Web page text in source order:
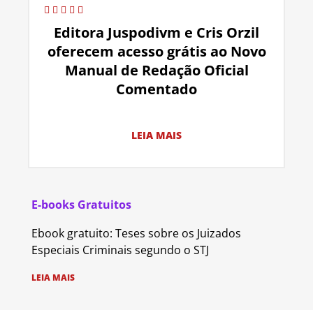
Editora Juspodivm e Cris Orzil
oferecem acesso grátis ao Novo
Manual de Redação Oficial
Comentado
LEIA MAIS
E-books Gratuitos
Ebook gratuito: Teses sobre os Juizados
Especiais Criminais segundo o STJ
LEIA MAIS